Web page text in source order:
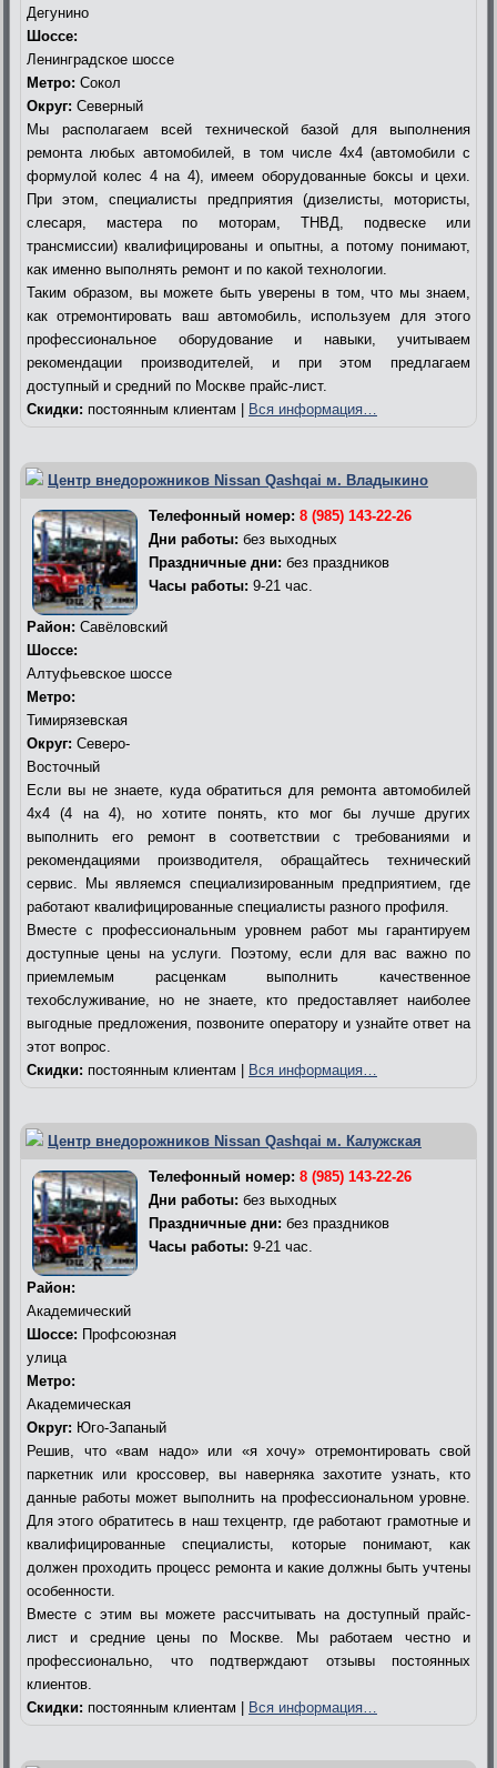
Дегунино
Шоссе:
Ленинградское шоссе
Метро: Сокол
Округ: Северный
Мы располагаем всей технической базой для выполнения
ремонта любых автомобилей, в том числе 4х4 (автомобили с
формулой колес 4 на 4), имеем оборудованные боксы и цехи.
При этом, специалисты предприятия (дизелисты, мотористы,
слесаря, мастера по моторам, ТНВД, подвеске или
трансмиссии) квалифицированы и опытны, а потому понимают,
как именно выполнять ремонт и по какой технологии.
Таким образом, вы можете быть уверены в том, что мы знаем,
как отремонтировать ваш автомобиль, используем для этого
профессиональное оборудование и навыки, учитываем
рекомендации производителей, и при этом предлагаем
доступный и средний по Москве прайс-лист.
Скидки: постоянным клиентам | Вся информация…
Центр внедорожников Nissan Qashqai м. Владыкино
Телефонный номер: 8 (985) 143-22-26
Дни работы: без выходных
Праздничные дни: без праздников
Часы работы: 9-21 час.
Район: Савёловский
Шоссе:
Алтуфьевское шоссе
Метро:
Тимирязевская
Округ: Северо-
Восточный
Если вы не знаете, куда обратиться для ремонта автомобилей
4х4 (4 на 4), но хотите понять, кто мог бы лучше других
выполнить его ремонт в соответствии с требованиями и
рекомендациями производителя, обращайтесь технический
сервис. Мы являемся специализированным предприятием, где
работают квалифицированные специалисты разного профиля.
Вместе с профессиональным уровнем работ мы гарантируем
доступные цены на услуги. Поэтому, если для вас важно по
приемлемым расценкам выполнить качественное
техобслуживание, но не знаете, кто предоставляет наиболее
выгодные предложения, позвоните оператору и узнайте ответ на
этот вопрос.
Скидки: постоянным клиентам | Вся информация…
Центр внедорожников Nissan Qashqai м. Калужская
Телефонный номер: 8 (985) 143-22-26
Дни работы: без выходных
Праздничные дни: без праздников
Часы работы: 9-21 час.
Район:
Академический
Шоссе: Профсоюзная
улица
Метро:
Академическая
Округ: Юго-Запаный
Решив, что «вам надо» или «я хочу» отремонтировать свой
паркетник или кроссовер, вы наверняка захотите узнать, кто
данные работы может выполнить на профессиональном уровне.
Для этого обратитесь в наш техцентр, где работают грамотные и
квалифицированные специалисты, которые понимают, как
должен проходить процесс ремонта и какие должны быть учтены
особенности.
Вместе с этим вы можете рассчитывать на доступный прайс-
лист и средние цены по Москве. Мы работаем честно и
профессионально, что подтверждают отзывы постоянных
клиентов.
Скидки: постоянным клиентам | Вся информация…